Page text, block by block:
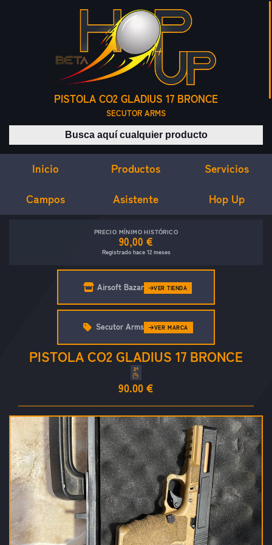
PISTOLA CO2 GLADIUS 17 BRONCE
SECUTOR ARMS
Buscar productos
Inicio Productos Servicios
Campos Asistente Hop Up
PRECIO MÍNIMO HISTÓRICO
90,00 €
Registrado hace 12 meses
Airsoft Bazar VER TIENDA
PISTOLA CO2 GLADIUS 17 BRONCE
90.00 €
Secutor Arms VER MARCA